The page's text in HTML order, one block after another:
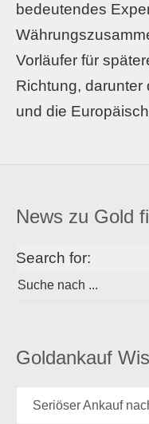
bedeutendes
Vorläufer für
Richtung, darunter
und die
News zu Gold
Search for:
Goldankauf
Seriöser Ankauf